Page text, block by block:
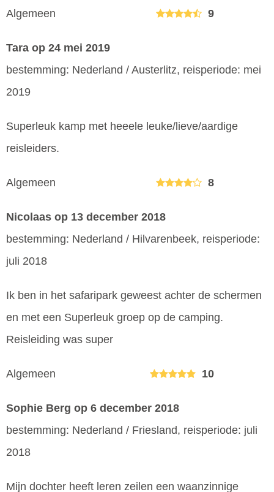
Algemeen 9
Tara op 24 mei 2019
bestemming: Nederland / Austerlitz, reisperiode: mei
2019
Superleuk kamp met heeele leuke/lieve/aardige
reisleiders.
Algemeen 8
Nicolaas op 13 december 2018
bestemming: Nederland / Hilvarenbeek, reisperiode:
juli 2018
Ik ben in het safaripark geweest achter de schermen
en met een Superleuk groep op de camping.
Reisleiding was super
Algemeen 10
Sophie Berg op 6 december 2018
bestemming: Nederland / Friesland, reisperiode: juli
2018
Mijn dochter heeft leren zeilen een waanzinnige